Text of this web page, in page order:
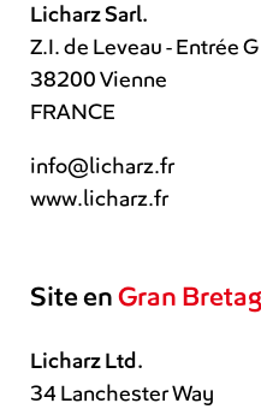
Licharz Sarl.
Z.I. de Leveau - Entrée G
38200 Vienne
FRANCE
info@licharz.fr
www.licharz.fr
Site en Gran
Licharz Ltd.
34 Lanchester Way